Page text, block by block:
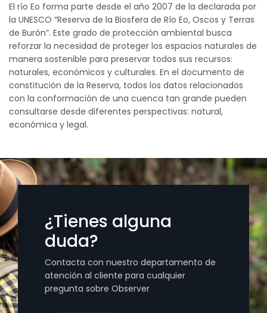
El río Eo forma parte desde el año 2007 de la declarada por
la UNESCO “Reserva de la Biosfera de Río Eo, Oscos y Terras
de Burón”. Este grado de protección ambiental busca
reforzar la necesidad de proteger los espacios naturales de
manera sostenible para preservar todos sus recursos:
naturales, económicos y culturales. En el documento de
constitución de la Reserva, todos los datos relacionados
con la conformación de una cuenca tan grande pueden
consultarse desde diferentes perspectivas: natural,
económica y legal.
¿Tienes alguna
duda?
Contacta con nuestro departamento de
atención al cliente para cualquier
pregunta sobre Observer